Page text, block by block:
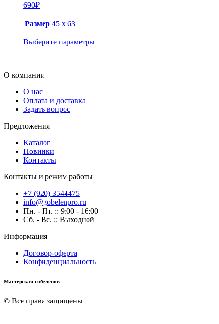
690₽
Размер 45 х 63
Выберите параметры
О компании
О нас
Оплата и доставка
Задать вопрос
Предложения
Каталог
Новинки
Контакты
Контакты и режим работы
+7 (920) 3544475
info@gobelenpro.ru
Пн. - Пт. :: 9:00 - 16:00
Сб. - Вс. :: Выходной
Информация
Договор-оферта
Конфиденциальность
Мастерская гобеленов
© Все права защищены